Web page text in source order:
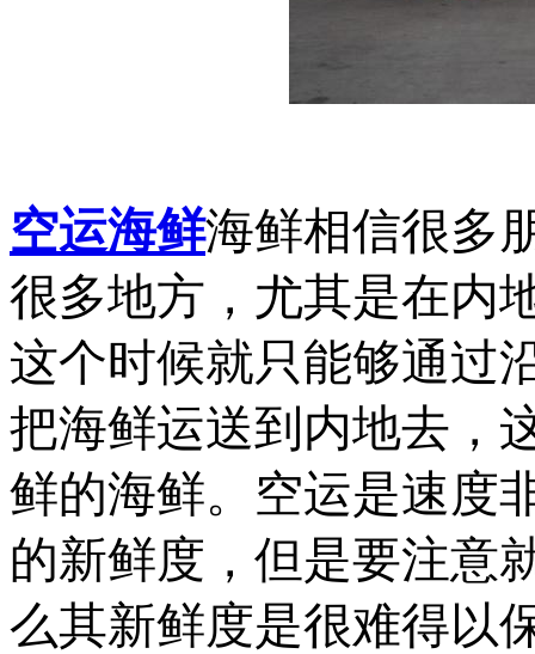
空运海鲜海鲜相信很多
很多地方，尤其是在内
这个时候就只能够通过
把海鲜运送到内地去，
鲜的海鲜。空运是速度
的新鲜度，但是要注意
么其新鲜度是很难得以